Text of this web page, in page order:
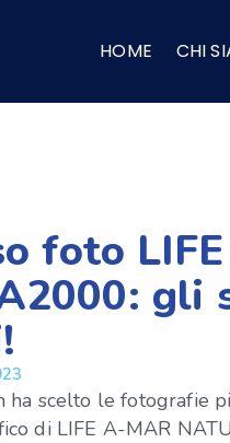
HOME CHI
foto
gli
ha scelto le fotografie
di LIFE A-MAR